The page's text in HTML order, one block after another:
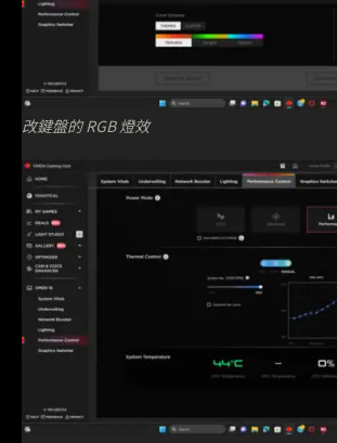
改鍵盤的 RGB 燈效